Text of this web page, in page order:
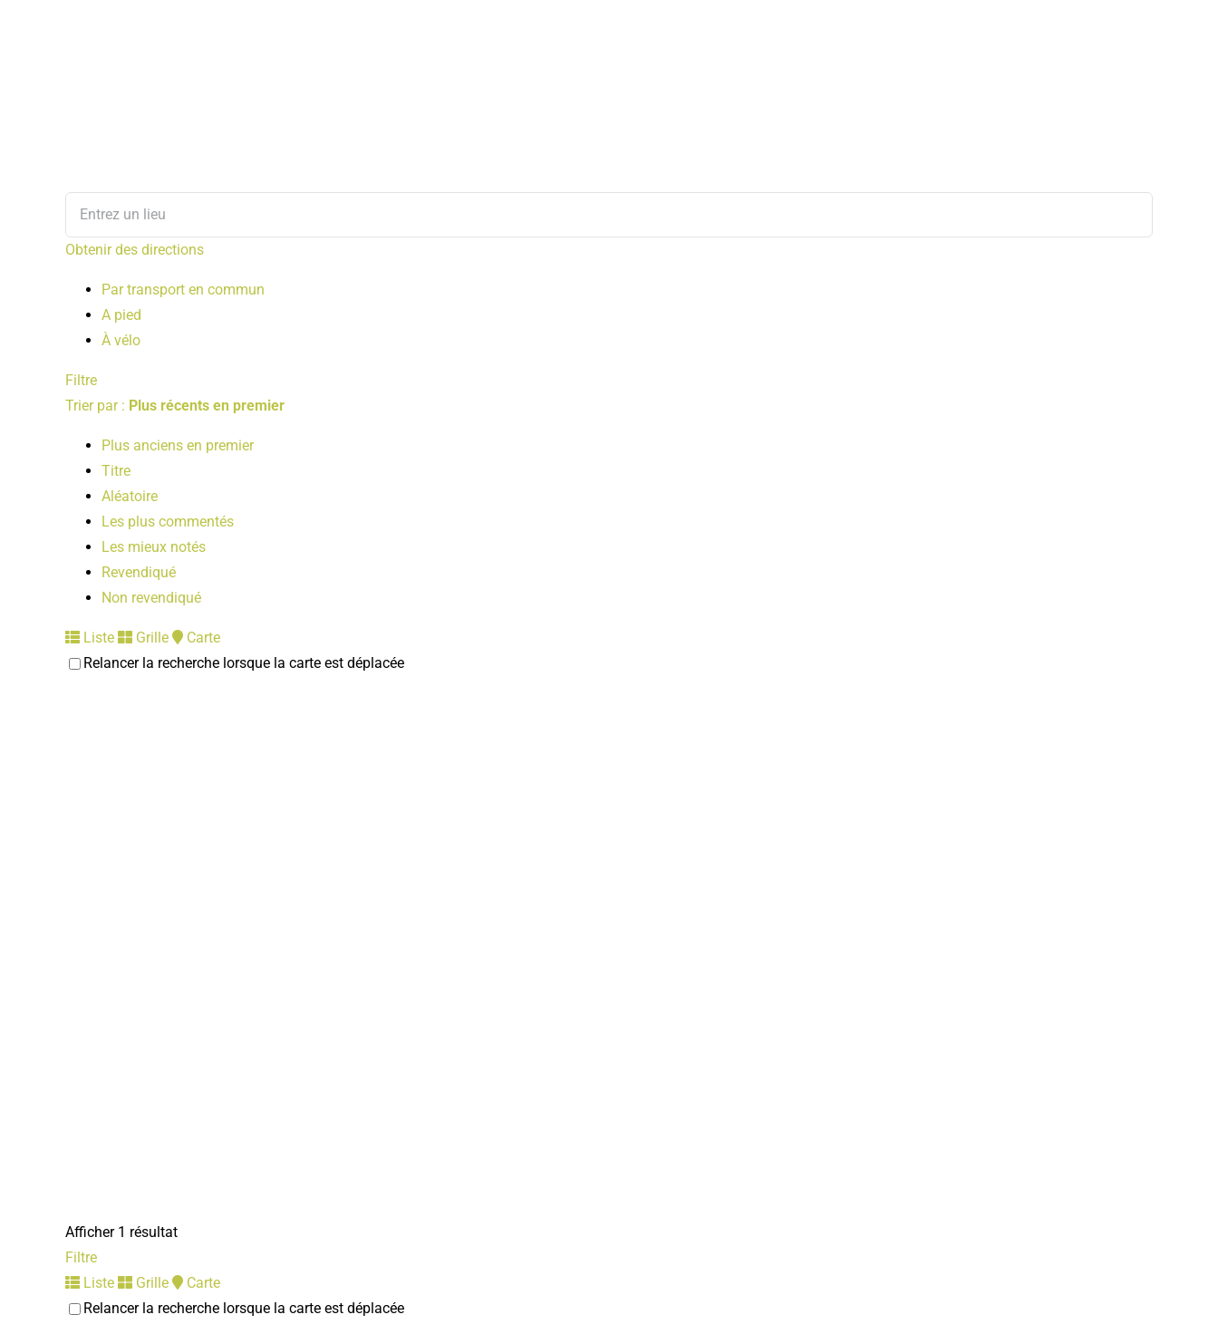
Obtenir des directions
Par transport en commun
A pied
À vélo
Filtre
Trier par : Plus récents en premier
Plus anciens en premier
Titre
Aléatoire
Les plus commentés
Les mieux notés
Revendiqué
Non revendiqué
Liste Grille
Carte
Relancer la recherche lorsque la carte est déplacée
Afficher 1 résultat
Filtre
Liste
Grille
Carte
Relancer la recherche lorsque la carte est déplacée